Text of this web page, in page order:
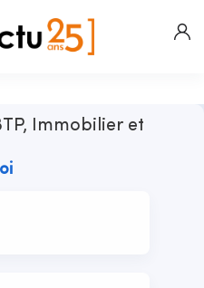
Immobilier et